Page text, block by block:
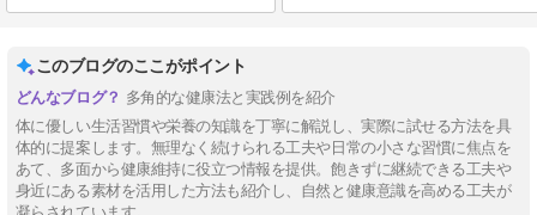
このブログのここがポイント
多角的な健康法と実践例を紹介
体に優しい生活習慣や栄養の知識を丁寧に解説し、実際に試せる方法を具
体的に提案します。無理なく続けられる工夫や日常の小さな習慣に焦点を
あて、多面から健康維持に役立つ情報を提供。飽きずに継続できる工夫や
身近にある素材を活用した方法も紹介し、自然と健康意識を高める工夫が